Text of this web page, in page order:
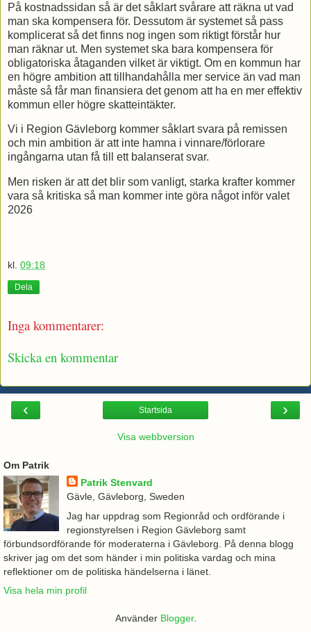
På kostnadssidan så är det såklart svårare att räkna ut vad
man ska kompensera för. Dessutom är systemet så pass
komplicerat så det finns nog ingen som riktigt förstår hur
man räknar ut. Men systemet ska bara kompensera för
obligatoriska åtaganden vilket är viktigt. Om en kommun har
en högre ambition att tillhandahålla mer service än vad man
måste så får man finansiera det genom att ha en mer effektiv
kommun eller högre skatteintäkter.
Vi i Region Gävleborg kommer såklart svara på remissen
och min ambition är att inte hamna i vinnare/förlorare
ingångarna utan få till ett balanserat svar.
Men risken är att det blir som vanligt, starka krafter kommer
vara så kritiska så man kommer inte göra något inför valet
2026
kl. 09:18
Dela
Inga kommentarer:
Skicka en kommentar
‹ ›
Startsida
Visa webbversion
Om Patrik
Patrik Stenvard
Gävle, Gävleborg, Sweden
Jag har uppdrag som Regionråd och ordförande i
regionstyrelsen i Region Gävleborg samt
förbundsordförande för moderaterna i Gävleborg. På denna blogg
skriver jag om det som händer i min politiska vardag och mina
reflektioner om de politiska händelserna i länet.
Visa hela min profil
Använder Blogger.